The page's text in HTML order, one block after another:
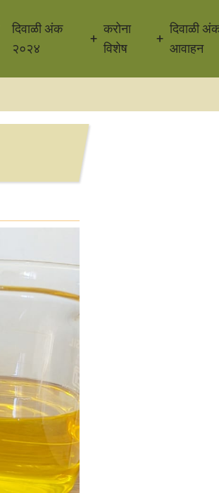
दिवाळी अंक
२०२४
करोना
विशेष
दिवाळी
आवाहन